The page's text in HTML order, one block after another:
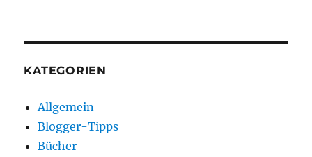
KATEGORIEN
Allgemein
Blogger-Tipps
Bücher